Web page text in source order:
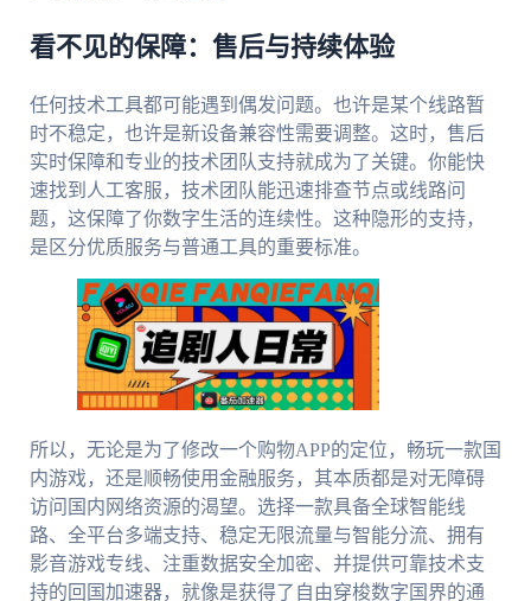
看不见的保障：售后与持续体验
任何技术工具都可能遇到偶发问题。也许是某个线路暂
时不稳定，也许是新设备兼容性需要调整。这时，售后
实时保障和专业的技术团队支持就成为了关键。你能快
速找到人工客服，技术团队能迅速排查节点或线路问
题，这保障了你数字生活的连续性。这种隐形的支持，
是区分优质服务与普通工具的重要标准。
所以，无论是为了修改一个购物APP的定位，畅玩一款国
内游戏，还是顺畅使用金融服务，其本质都是对无障碍
访问国内网络资源的渴望。选择一款具备全球智能线
路、全平台多端支持、稳定无限流量与智能分流、拥有
影音游戏专线、注重数据安全加密、并提供可靠技术支
持的回国加速器，就像是获得了自由穿梭数字国界的通